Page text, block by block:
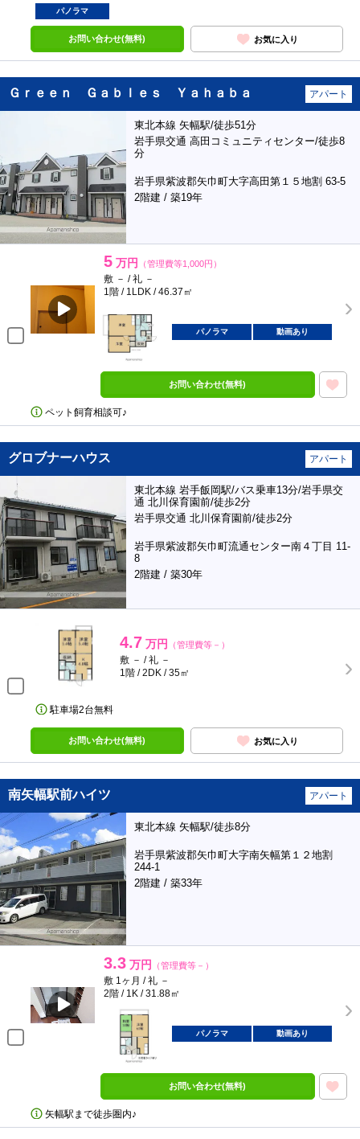
パノラマ
お問い合わせ(無料) お気に入り
Ｇｒｅｅｎ Ｇａｂｌｅｓ Ｙａｈａｂａ アパート
東北本線 矢幅駅/徒歩51分
岩手県交通 高田コミュニティセンター/徒歩8
分
岩手県紫波郡矢巾町大字高田第１５地割 63-5
2階建 / 築19年
5 万円 （管理費等1,000円）
敷 － / 礼 －
1階 / 1LDK / 46.37㎡
パノラマ 動画あり
お問い合わせ(無料)
ペット飼育相談可♪
グロブナーハウス アパート
東北本線 岩手飯岡駅/バス乗車13分/岩手県交
通 北川保育園前/徒歩2分
岩手県交通 北川保育園前/徒歩2分
岩手県紫波郡矢巾町流通センター南４丁目 11-
8
2階建 / 築30年
4.7 万円 （管理費等－）
敷 － / 礼 －
1階 / 2DK / 35㎡
駐車場2台無料
お問い合わせ(無料) お気に入り
南矢幅駅前ハイツ アパート
東北本線 矢幅駅/徒歩8分
岩手県紫波郡矢巾町大字南矢幅第１２地割
244-1
2階建 / 築33年
3.3 万円 （管理費等－）
敷 1ヶ月 / 礼 －
2階 / 1K / 31.88㎡
パノラマ 動画あり
お問い合わせ(無料)
矢幅駅まで徒歩圏内♪